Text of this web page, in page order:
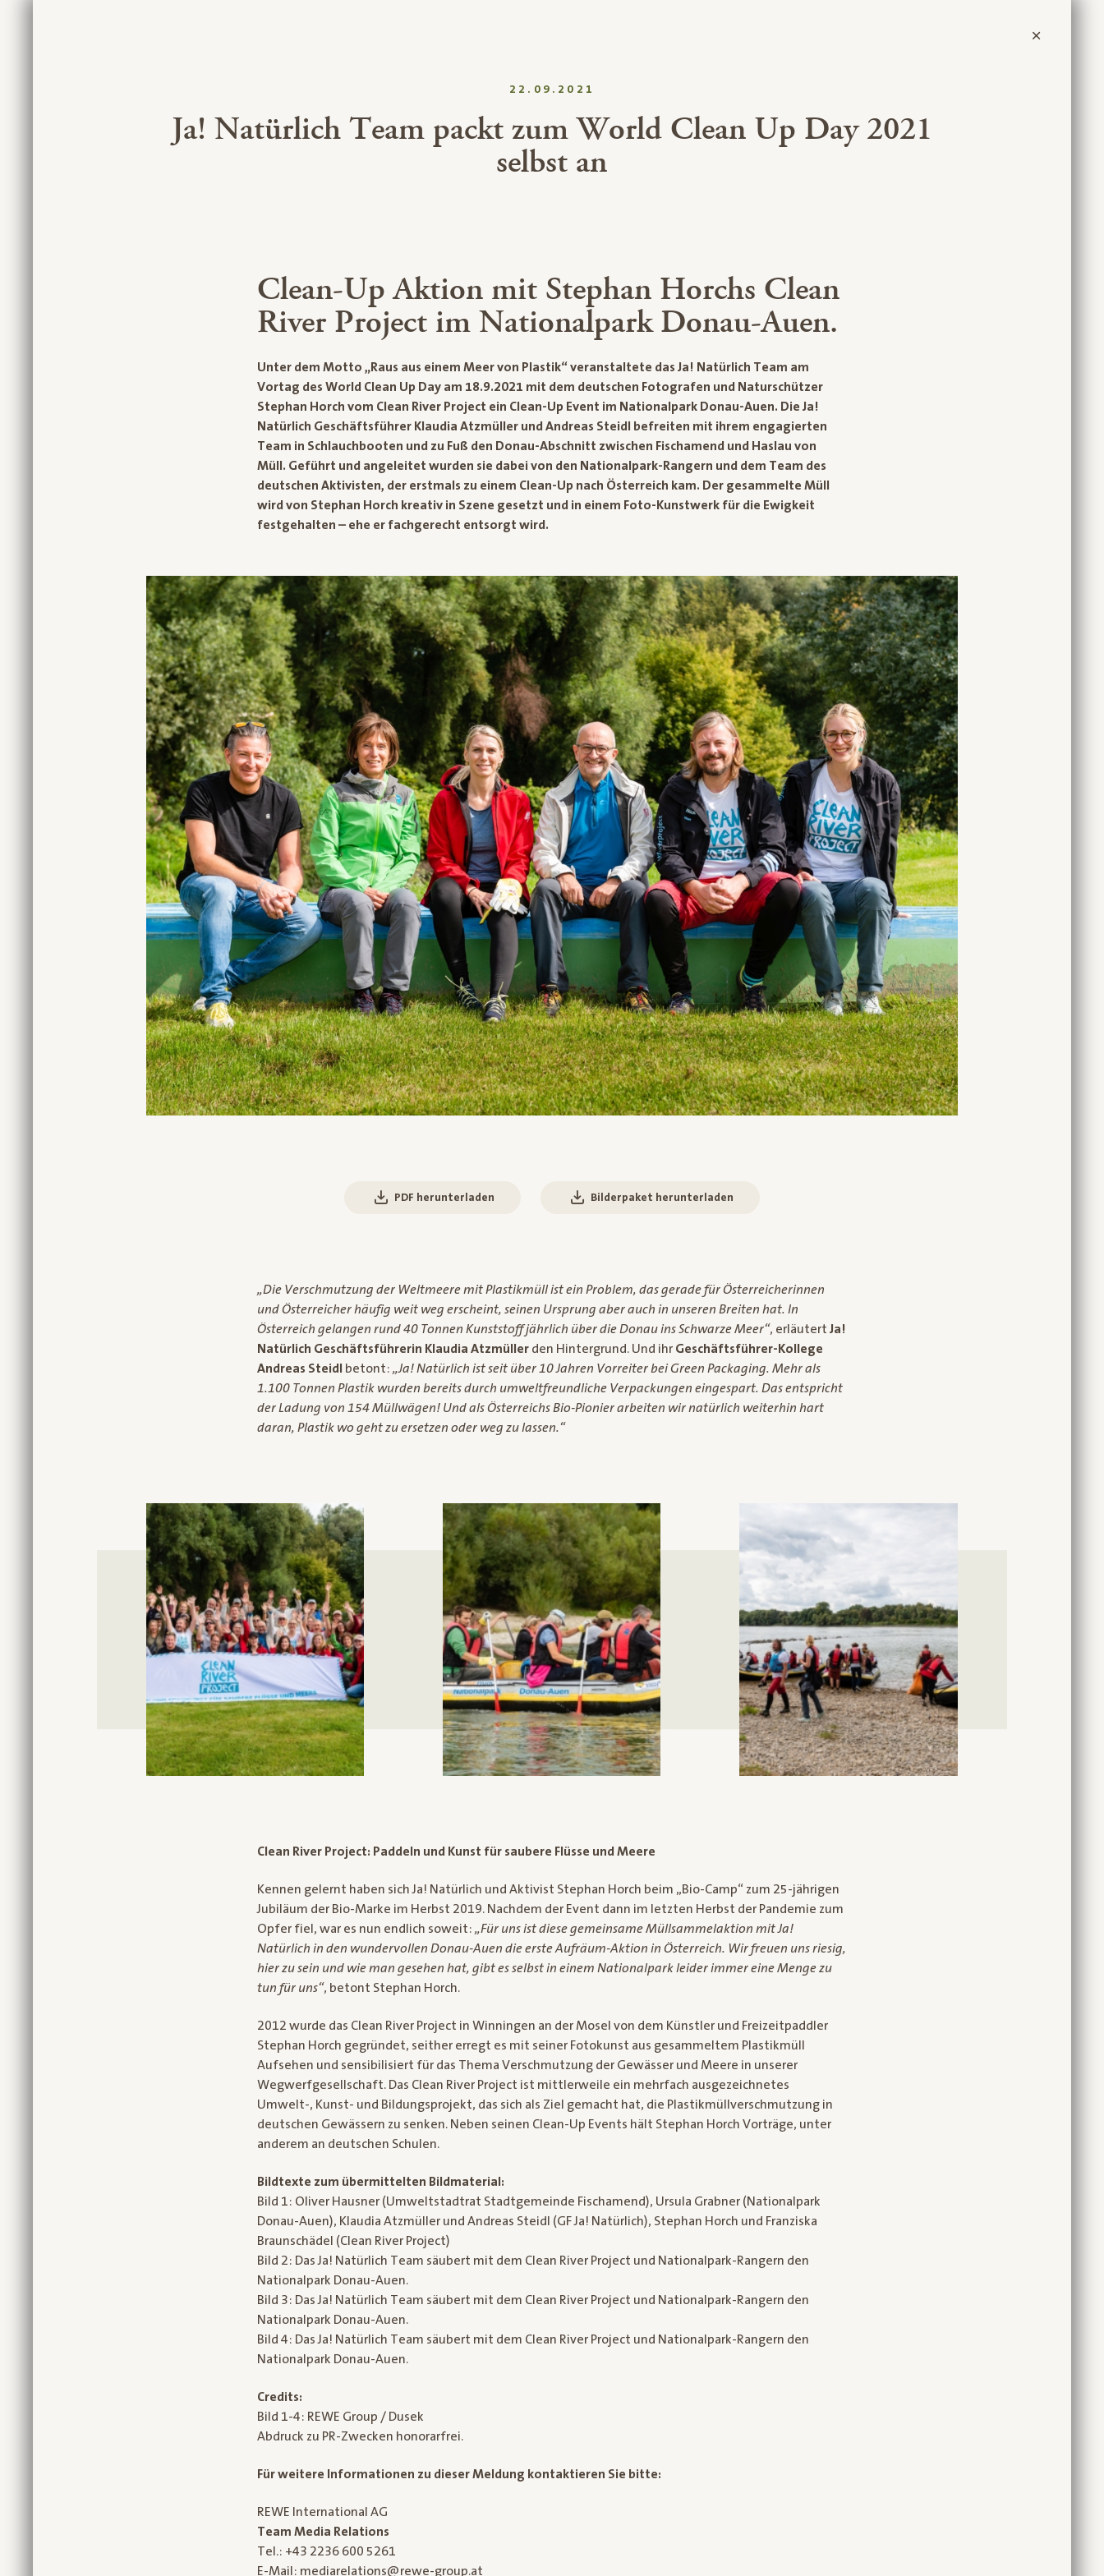
22.09.2021
Ja! Natürlich Team packt zum World Clean Up Day 2021
selbst an
Clean-Up Aktion mit Stephan Horchs Clean
River Project im Nationalpark Donau-Auen.
Unter dem Motto „Raus aus einem Meer von Plastik“ veranstaltete das Ja! Natürlich Team am
Vortag des World Clean Up Day am 18.9.2021 mit dem deutschen Fotografen und Naturschützer
Stephan Horch vom Clean River Project ein Clean-Up Event im Nationalpark Donau-Auen. Die Ja!
Natürlich Geschäftsführer Klaudia Atzmüller und Andreas Steidl befreiten mit ihrem engagierten
Team in Schlauchbooten und zu Fuß den Donau-Abschnitt zwischen Fischamend und Haslau von
Müll. Geführt und angeleitet wurden sie dabei von den Nationalpark-Rangern und dem Team des
deutschen Aktivisten, der erstmals zu einem Clean-Up nach Österreich kam. Der gesammelte Müll
wird von Stephan Horch kreativ in Szene gesetzt und in einem Foto-Kunstwerk für die Ewigkeit
festgehalten – ehe er fachgerecht entsorgt wird.
PDF herunterladen Bilderpaket herunterladen
„Die Verschmutzung der Weltmeere mit Plastikmüll ist ein Problem, das gerade für Österreicherinnen
und Österreicher häufig weit weg erscheint, seinen Ursprung aber auch in unseren Breiten hat. In
Österreich gelangen rund 40 Tonnen Kunststoff jährlich über die Donau ins Schwarze Meer“, erläutert Ja!
Natürlich Geschäftsführerin Klaudia Atzmüllerden Hintergrund. Und ihr Geschäftsführer-Kollege
Andreas Steidl betont: „Ja! Natürlich ist seit über 10 Jahren Vorreiter bei Green Packaging. Mehr als
1.100 Tonnen Plastik wurden bereits durch umweltfreundliche Verpackungen eingespart. Das entspricht
der Ladung von 154 Müllwägen! Und als Österreichs Bio-Pionier arbeiten wir natürlich weiterhin hart
daran, Plastik wo geht zu ersetzen oder weg zu lassen.“
Clean River Project: Paddeln und Kunst für saubere Flüsse und Meere
Kennen gelernt haben sich Ja! Natürlich und Aktivist Stephan Horch beim „Bio-Camp“ zum 25-jährigen
Jubiläum der Bio-Marke im Herbst 2019. Nachdem der Event dann im letzten Herbst der Pandemie zum
Opfer fiel, war es nun endlich soweit: „Für uns ist diese gemeinsame Müllsammelaktion mit Ja!
Natürlich in den wundervollen Donau-Auen die erste Aufräum-Aktion in Österreich. Wir freuen uns riesig,
hier zu sein und wie man gesehen hat, gibt es selbst in einem Nationalpark leider immer eine Menge zu
tun für uns“, betont Stephan Horch.
2012 wurde das Clean River Project in Winningen an der Mosel von dem Künstler und Freizeitpaddler
Stephan Horch gegründet, seither erregt es mit seiner Fotokunst aus gesammeltem Plastikmüll
Aufsehen und sensibilisiert für das Thema Verschmutzung der Gewässer und Meere in unserer
Wegwerfgesellschaft. Das Clean River Project ist mittlerweile ein mehrfach ausgezeichnetes
Umwelt-, Kunst- und Bildungsprojekt, das sich als Ziel gemacht hat, die Plastikmüllverschmutzung in
deutschen Gewässern zu senken. Neben seinen Clean-Up Events hält Stephan Horch Vorträge, unter
anderem an deutschen Schulen.
Bildtexte zum übermittelten Bildmaterial:
Bild 1: Oliver Hausner (Umweltstadtrat Stadtgemeinde Fischamend), Ursula Grabner (Nationalpark
Donau-Auen), Klaudia Atzmüller und Andreas Steidl (GF Ja! Natürlich), Stephan Horch und Franziska
Braunschädel (Clean River Project)
Bild 2: Das Ja! Natürlich Team säubert mit dem Clean River Project und Nationalpark-Rangern den
Nationalpark Donau-Auen.
Bild 3: Das Ja! Natürlich Team säubert mit dem Clean River Project und Nationalpark-Rangern den
Nationalpark Donau-Auen.
Bild 4: Das Ja! Natürlich Team säubert mit dem Clean River Project und Nationalpark-Rangern den
Nationalpark Donau-Auen.
Credits:
Bild 1-4: REWE Group / Dusek
Abdruck zu PR-Zwecken honorarfrei.
Für weitere Informationen zu dieser Meldung kontaktieren Sie bitte:
REWE International AG
Team Media Relations
Tel.: +43 2236 600 5261
E-Mail: mediarelations@rewe-group.at